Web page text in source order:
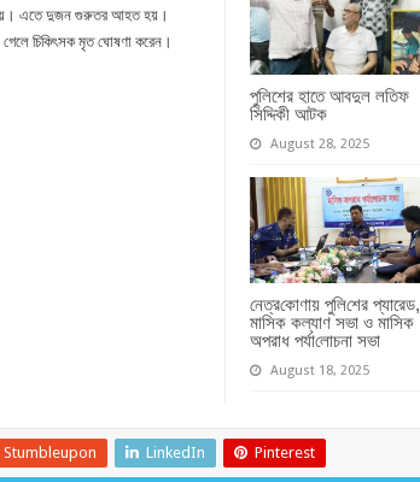
পুলিশের হাতে আবদুল লতিফ
সিদ্দিকী আটক
August 28, 2025
নেত্র‌কোণায় পু‌লি‌শের প্যারেড,
মাসিক কল্যাণ সভা ও মাসিক
অপরাধ পর্যা‌লোচনা সভা
August 18, 2025
হয়। এতে দুজন গুরুতর আহত হয়।
গেলে চিকিৎসক মৃত ঘোষণা করেন।
Stumbleupon LinkedIn Pinterest